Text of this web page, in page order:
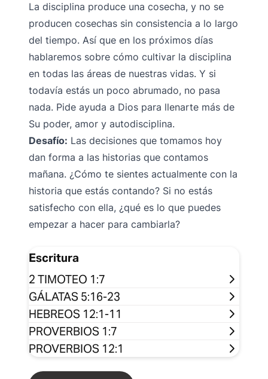
La disciplina produce una cosecha, y no se
producen cosechas sin consistencia a lo largo
del tiempo. Así que en los próximos días
hablaremos sobre cómo cultivar la disciplina
en todas las áreas de nuestras vidas. Y si
todavía estás un poco abrumado, no pasa
nada. Pide ayuda a Dios para llenarte más de
Su poder, amor y autodisciplina.
Desafío: Las decisiones que tomamos hoy
dan forma a las historias que contamos
mañana. ¿Cómo te sientes actualmente con la
historia que estás contando? Si no estás
satisfecho con ella, ¿qué es lo que puedes
empezar a hacer para cambiarla?
Escritura
2 TIMOTEO 1:7
GÁLATAS 5:16-23
HEBREOS 12:1-11
PROVERBIOS 1:7
PROVERBIOS 12:1